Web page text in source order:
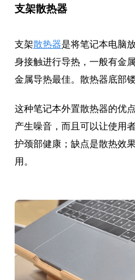
支架散热器
支架散热器是将笔记本电脑
身接触进行导热，一般有金
金属导热最佳。散热器底部
这种笔记本外置散热器的优
产生噪音，而且可以让使用
护颈部健康；缺点是散热效
用。